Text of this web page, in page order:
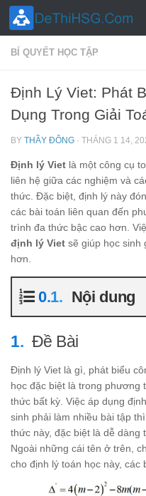
Skip to content
BÍ QUYẾT HỌC TẬP
Định Lý Viet: Phát
Dụng Trong Giải
BY THẦY ĐÔNG · THÁNG 1 14,
Định lý Viet là một công cụ
liên hệ giữa các nghiệm và
thức. Đặc biệt, định lý này
các bài toán liên quan đến
trình đa thức bậc cao hơn.
định lý Viet sẽ giúp học sinh
hơn.
Nội dung
Đề Bài
Định lý Viet là gì, phát biểu
học đặc biệt là trong
thức bất kỳ. Việc áp dụng
sinh phải làm nhiều bài tập
thức này, đặc biệt là dễ
Ngoài những cái tên ở trên,
cho định lý toán học này, các